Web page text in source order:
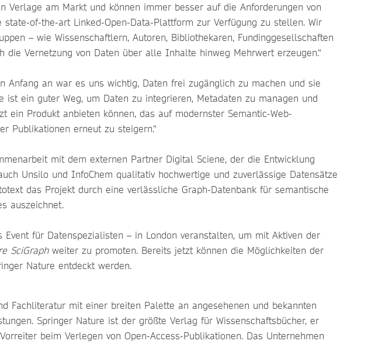
am Markt und können immer besser auf die Anforderungen von
of-the-art Linked-Open-Data-Plattform zur Verfügung zu stellen. Wir
– wie Wissenschaftlern, Autoren, Bibliothekaren, Fundinggesellschaften
Vernetzung von Daten über alle Inhalte hinweg Mehrwert erzeugen.“
Anfang an war es uns wichtig, Daten frei zugänglich zu machen und sie
ein guter Weg, um Daten zu integrieren, Metadaten zu managen und
ein Produkt anbieten können, das auf modernster Semantic-Web-
Publikationen erneut zu steigern.“
mit dem externen Partner Digital Sciene, der die Entwicklung
Unsilo und InfoChem qualitativ hochwertige und zuverlässige Datensätze
das Projekt durch eine verlässliche Graph-Datenbank für semantische
auszeichnet.
für Datenspezialisten – in London veranstalten, um mit Aktiven der
SciGraphweiter zu promoten. Bereits jetzt können die Möglichkeiten der
Nature entdeckt werden.
Fachliteratur mit einer breiten Palette an angesehenen und bekannten
Springer Nature ist der größte Verlag für Wissenschaftsbücher, er
beim Verlegen von Open-Access-Publikationen. Das Unternehmen